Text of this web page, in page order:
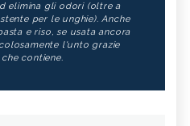
elimina gli odori (oltre a
per le unghie). Anche
e riso, se usata ancora
l'unto grazie
contiene.